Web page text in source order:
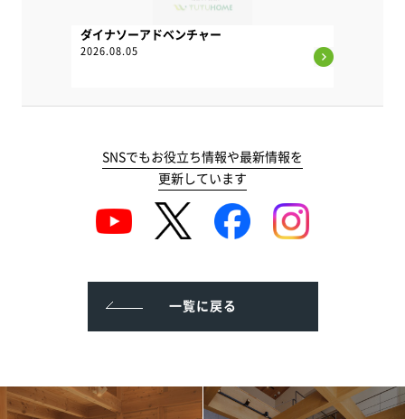
ダイナソーアドベンチャー
2026.08.05
SNSでもお役立ち情報や最新情報を
更新しています
一覧に戻る